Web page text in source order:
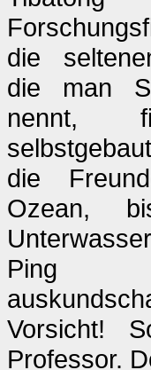
die
die man
nennt,
die
Ozean,
Ping
Vorsicht!
Professor.